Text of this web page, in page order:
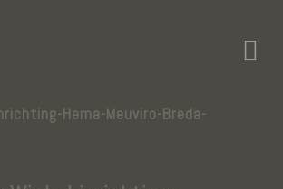
Hema-Meuviro-Breda-